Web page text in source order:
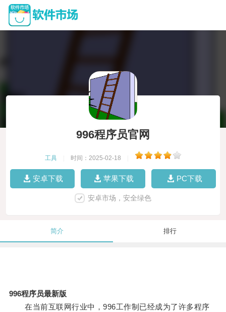
996程序员官网
工具 时间：2025-02-18
安卓下载 苹果下载 PC下载
安卓市场，安全绿色
简介 排行
996程序员最新版
在当前互联网行业中，996工作制已经成为了许多程序